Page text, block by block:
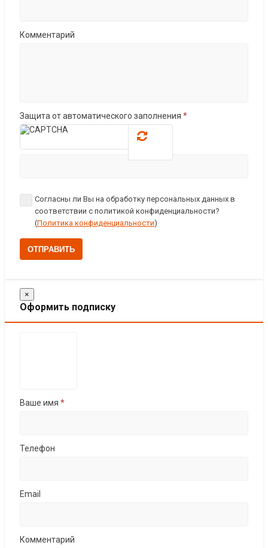
Комментарий
Защита от автоматического заполнения *
Согласны ли Вы на обработку персональных данных в
соответствии с политикой конфиденциальности?
(Политика конфиденциальности)
ОТПРАВИТЬ
×
Оформить подписку
Ваше имя *
Телефон
Email
Комментарий